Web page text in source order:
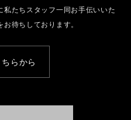
たちスタッフ一同お手伝いいた
待ちしております。
らから